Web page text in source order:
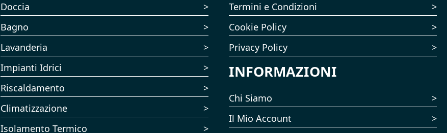
Doccia
Bagno
Lavanderia
Impianti Idrici
Riscaldamento
Climatizzazione
Isolamento Termico
Termini e Condizioni
Cookie Policy
Privacy Policy
INFORMAZIONI
Chi Siamo
Il Mio Account